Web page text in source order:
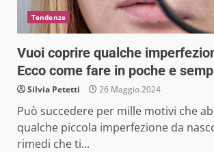
Tendenze
Vuoi coprire qualche
Ecco come fare in poche e
Silvia Petetti 26 Maggio 2024
Può succedere per mille motivi che
qualche piccola imperfezione da
rimedi che ti...